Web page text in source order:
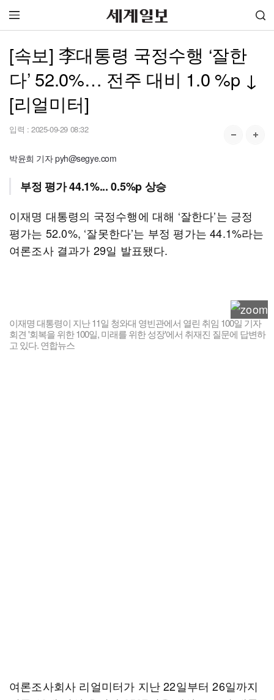
[속보] 李대통령 국정수행 ‘잘한
다’ 52.0%… 전주 대비 1.0 %p ↓
[리얼미터]
입력 : 2025-09-29 08:32
박윤희 기자 pyh@segye.com
부정 평가 44.1%... 0.5%p 상승
이재명 대통령의 국정수행에 대해 ‘잘한다’는 긍정
평가는 52.0%, ‘잘못한다’는 부정 평가는 44.1%라는
여론조사 결과가 29일 발표됐다.
이재명 대통령이 지난 11일 청와대 영빈관에서 열린 취임 100일 기자
회견 '회복을 위한 100일, 미래를 위한 성장'에서 취재진 질문에 답변하
고 있다. 연합뉴스
여론조사회사 리얼미터가 지난 22일부터 26일까지